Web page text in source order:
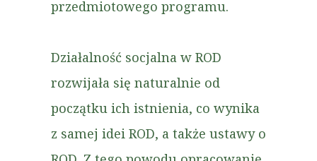
przedmiotowego programu.
Działalność socjalna w ROD
rozwijała się naturalnie od
początku ich istnienia, co wynika
z samej idei ROD, a także ustawy o